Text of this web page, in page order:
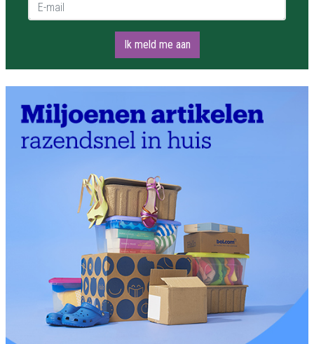
Ik meld me aan